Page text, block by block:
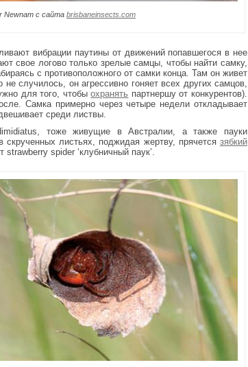
Newnam с сайта brisbaneinsects.com
вибрации паутины от движений попавшегося в нее
свое логово только зрелые самцы, чтобы найти самку,
с противоположного от самки конца. Там он живет
случилось, он агрессивно гоняет всех других самцов,
для того, чтобыохранять партнершу от конкурентов).
Самка примерно через четыре недели откладывает
среди листвы.
тоже живущие в Австралии, а также пауки
листьях, поджидая жертву, прячетсязябкий
spider ‘клубничный паук’.